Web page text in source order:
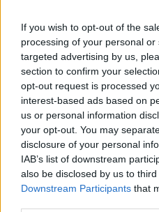
If you wish to opt-out of the
processing of your personal
targeted advertising by us,
section to confirm your
opt-out request is processed
interest-based ads based on
us or personal information
your opt-out. You may
disclosure of your personal
IAB’s list of downstream
also be disclosed by us to
Downstream Participants that
Gekochtes
Dillsauce
Leicht
Tschechischer
Mittel
Klassische
Mittel